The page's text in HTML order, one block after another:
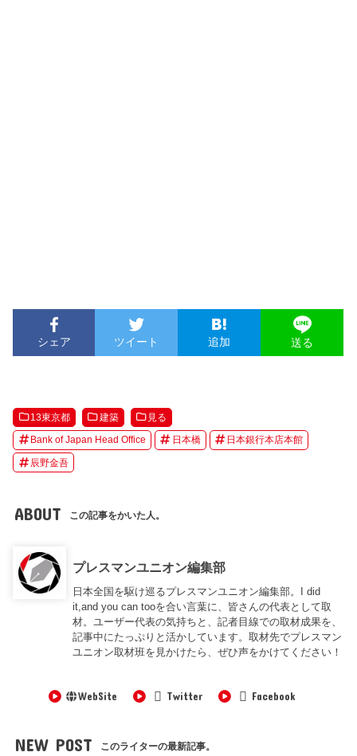
シェア ツイート 追加 送る
13東京都 建築 見る
Bank of Japan Head Office 日本橋 日本銀行本店本館
辰野金吾
ABOUT この記事をかいた人。
プレスマンユニオン編集部
日本全国を駆け巡るプレスマンユニオン編集部。I did
it,and you can tooを合い言葉に、皆さんの代表として取
材。ユーザー代表の気持ちと、記者目線での取材成果を、
記事中にたっぷりと活かしています。取材先でプレスマン
ユニオン取材班を見かけたら、ぜひ声をかけてください！
WebSite Twitter Facebook
NEW POST このライターの最新記事。